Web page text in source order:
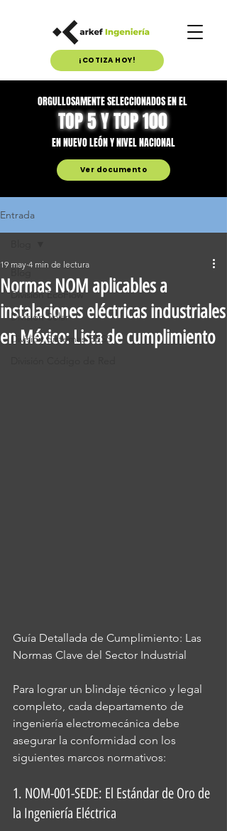
¡COTIZA HOY!
ORGULLOSAMENTE SELECCIONADOS EN EL
TOP 5 Y TOP 100
EN NUEVO LEÓN Y NIVEL NACIONAL
Ver documento
Entrada
Blog
División EcoFlow
División Solar
División Sistemas BESS
Normas NOM aplicables a
instalaciones eléctricas industriales
en México: Lista de cumplimiento
19 may 4 min de lectura
Guía Detallada de Cumplimiento: Las
Normas Clave del Sector Industrial
Para lograr un blindaje técnico y legal
completo, cada departamento de
ingeniería electromecánica debe
asegurar la conformidad con los
siguientes marcos normativos:
1. NOM-001-SEDE: El Estándar de Oro de
la Ingeniería Eléctrica